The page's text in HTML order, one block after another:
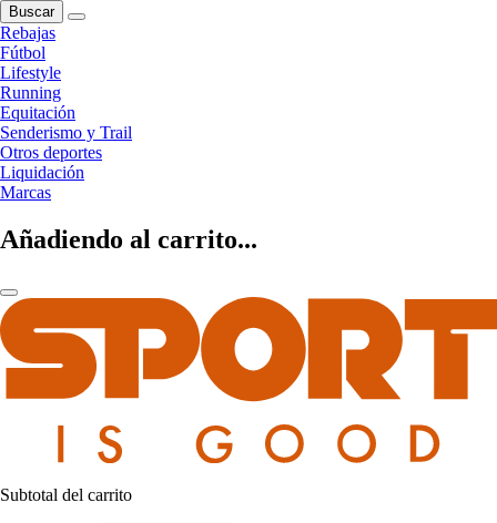
Buscar
Rebajas
Fútbol
Lifestyle
Running
Equitación
Senderismo y Trail
Otros deportes
Liquidación
Marcas
Añadiendo al carrito...
Subtotal del carrito